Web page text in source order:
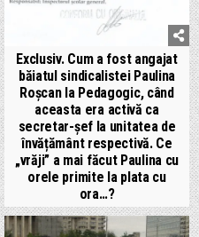
Exclusiv. Cum a fost angajat
băiatul sindicalistei Paulina
Roșcan la Pedagogic, când
aceasta era activă ca
secretar-șef la unitatea de
învățământ respectivă. Ce
„vrăji” a mai făcut Paulina cu
orele primite la plata cu
ora…?